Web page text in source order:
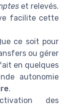
et relevés.
facilite cette
ce soit pour
ou gérer
en quelques
autonomie
.
des